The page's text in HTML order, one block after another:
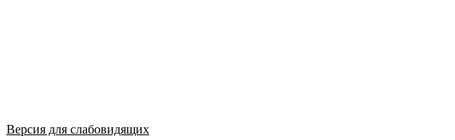
Версия для слабовидящих